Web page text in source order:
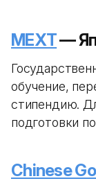
MEXT—
обучение,
стипендию.
подготовки
Chinese